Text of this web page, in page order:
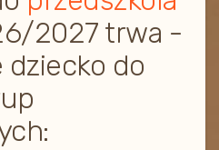
2027 trwa -
dziecko do